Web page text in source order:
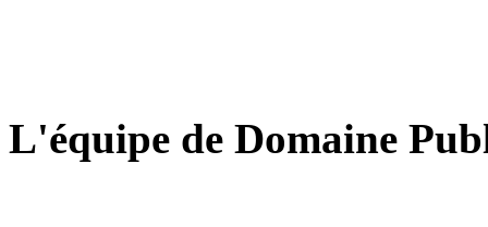
L'équipe de Domaine